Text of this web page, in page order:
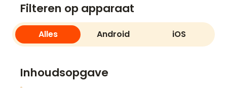
Filteren op apparaat
Alles Android iOS
Inhoudsopgave